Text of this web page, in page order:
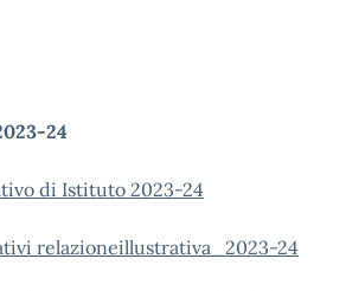
24
di Istituto 2023-24
relazioneillustrativa_2023-24